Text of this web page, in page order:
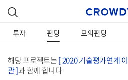
투자 펀딩 모의펀딩
해당 프로젝트는[ 2020 기술평가연계
관 ]과 함께 합니다